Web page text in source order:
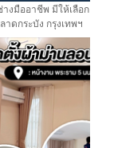
งมืออาชีพ มีให้เลือก
ดกระบัง กรุงเทพฯ